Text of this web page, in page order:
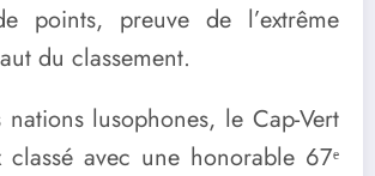
points, preuve de l’extrême
du classement.
lusophones, le Cap-Vert
avec une honorable 67ᵉ